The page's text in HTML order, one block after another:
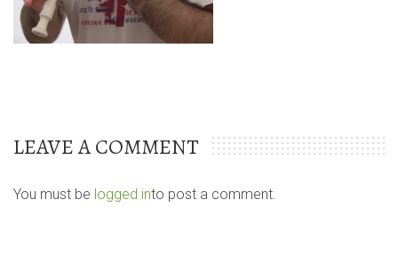
LEAVE A COMMENT
You must be logged into post a comment.